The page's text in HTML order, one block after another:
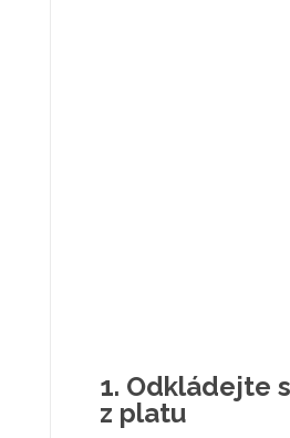
1. Odkládejte
z platu